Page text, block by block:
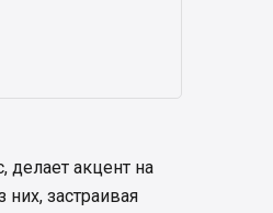
акцент на
застраивая